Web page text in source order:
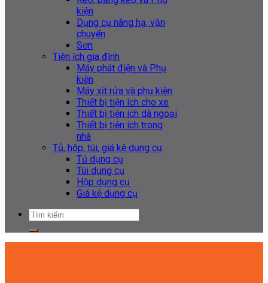
kiện
Dụng cụ nâng hạ, vận
chuyển
Sơn
Tiện ích gia đình
Máy phát điện và Phụ
kiện
Máy xịt rửa và phụ kiện
Thiết bị tiện ích cho xe
Thiết bị tiện ích dã ngoại
Thiết bị tiện ích trong
nhà
Tủ, hộp, túi, giá kệ dụng cụ
Tủ dụng cụ
Túi dụng cụ
Hộp dụng cụ
Giá kệ dụng cụ
Tìm